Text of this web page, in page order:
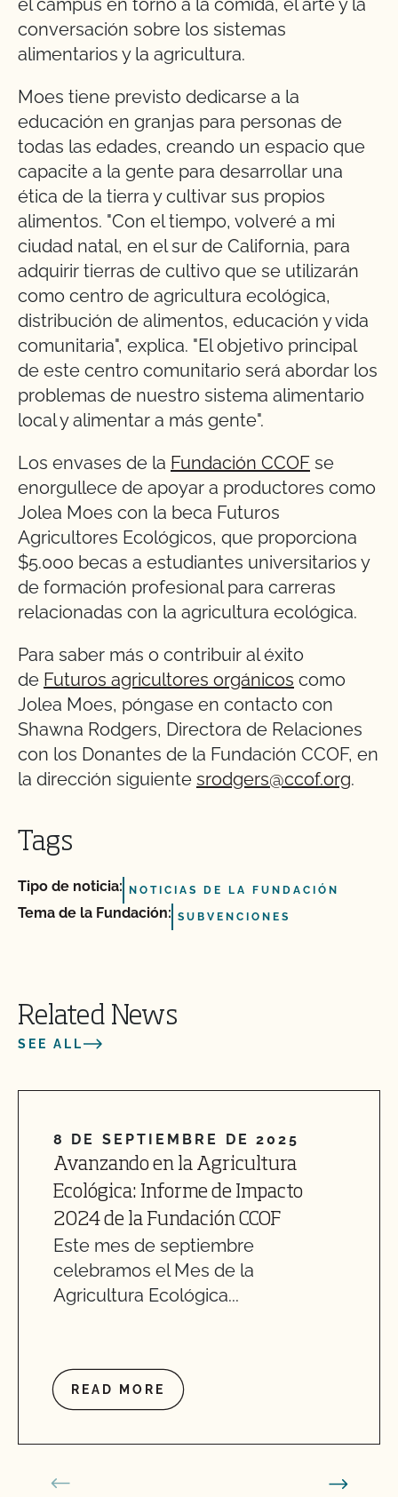
el campus en torno a la comida, el arte y la
conversación sobre los sistemas
alimentarios y la agricultura.
Moes tiene previsto dedicarse a la
educación en granjas para personas de
todas las edades, creando un espacio que
capacite a la gente para desarrollar una
ética de la tierra y cultivar sus propios
alimentos. "Con el tiempo, volveré a mi
ciudad natal, en el sur de California, para
adquirir tierras de cultivo que se utilizarán
como centro de agricultura ecológica,
distribución de alimentos, educación y vida
comunitaria", explica. "El objetivo principal
de este centro comunitario será abordar los
problemas de nuestro sistema alimentario
local y alimentar a más gente".
Los envases de la Fundación CCOF se
enorgullece de apoyar a productores como
Jolea Moes con la beca Futuros
Agricultores Ecológicos, que proporciona
$5.000 becas a estudiantes universitarios y
de formación profesional para carreras
relacionadas con la agricultura ecológica.
Para saber más o contribuir al éxito
de Futuros agricultores orgánicos como
Jolea Moes, póngase en contacto con
Shawna Rodgers, Directora de Relaciones
con los Donantes de la Fundación CCOF, en
la dirección siguiente srodgers@ccof.org.
Tags
Tipo de noticia: NOTICIAS DE LA FUNDACIÓN
Tema de la Fundación: SUBVENCIONES
Related News
SEE ALL
8 DE SEPTIEMBRE DE 2025
Avanzando en la Agricultura
Ecológica: Informe de Impacto
2024 de la Fundación CCOF
Este mes de septiembre
celebramos el Mes de la
Agricultura Ecológica...
READ MORE